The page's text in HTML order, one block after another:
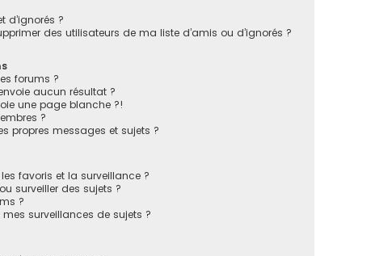
d’ignorés ?
des utilisateurs de ma liste d’amis ou d’ignorés ?
forums ?
aucun résultat ?
une page blanche ?!
?
propres messages et sujets ?
favoris et la surveillance ?
surveiller des sujets ?
?
surveillances de sujets ?